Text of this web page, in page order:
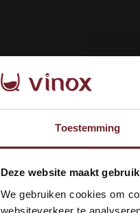
Toestemming
Deze website maakt
We gebruiken cookies om
websiteverkeer te